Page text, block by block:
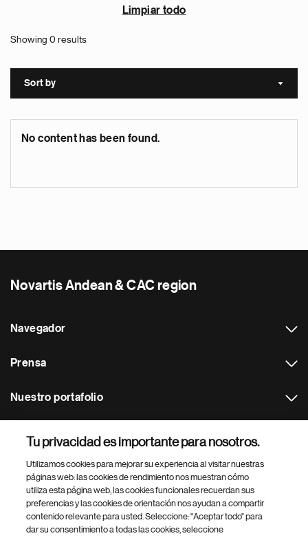
Limpiar todo
Showing 0 results
Sort by Sort
No content has been found.
Novartis Andean & CAC region
Navegador
Prensa
Nuestro portafolio
Footer Site Search
Tu privacidad es importante para nosotros.
Utilizamos cookies para mejorar su experiencia al visitar nuestras
páginas web: las cookies de rendimiento nos muestran cómo
utiliza esta página web, las cookies funcionales recuerdan sus
preferencias y las cookies de orientación nos ayudan a compartir
contenido relevante para usted. Seleccione: "Aceptar todo" para
dar su consentimiento a todas las cookies, seleccione